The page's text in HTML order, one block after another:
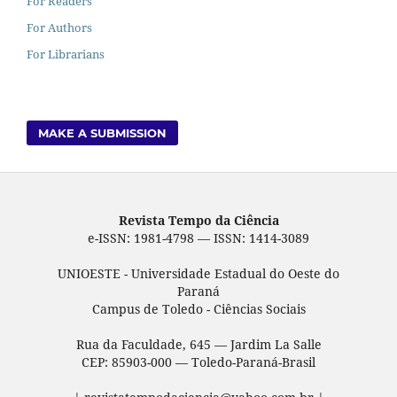
For Authors
For Librarians
MAKE A SUBMISSION
Revista Tempo da Ciência
e-ISSN: 1981-4798 — ISSN: 1414-3089
UNIOESTE - Universidade Estadual do Oeste do
Paraná
Campus de Toledo - Ciências Sociais
Rua da Faculdade, 645 — Jardim La Salle
CEP: 85903-000 — Toledo-Paraná-Brasil